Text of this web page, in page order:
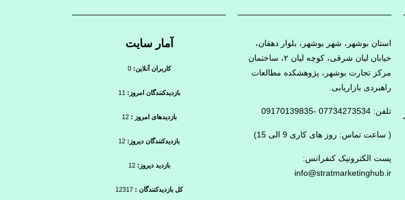
استان بوشهر، شهر بوشهر، بلوار دهقان،
خیابان لیان شرقی، کوچه لیان ۲، ساختمان
مرکز تجارت بوشهر، پژوهشکده مطالعات
راهبردی بازاریابی.
تلفن: 07734273534 -09170139835
( ساعت تماس: روز های کاری 9 الی 15)
پست الکترونیک کنفرانس:
info@stratmarketinghub.ir
آمار سایت
کاربران آنلاین:0
بازدیدکنندگان امروز:
بازدیدهای امروز : 12
بازدیدکنندگان دیروز:
بازدید دیروز:12
کل بازدیدکنندگان :